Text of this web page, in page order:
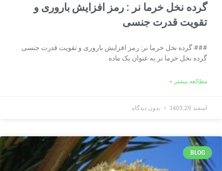
گرده نخل خرما نر : رمز افزایش باروری و
تقویت قدرت جنسی
### گرده نخل خرما نر: رمز افزایش باروری و تقویت قدرت جنسی
گرده نخل خرما نر به عنوان یک ماده
مطالعه بیشتر »
اسفند 29, 1403 بدون دیدگاه
BLOG